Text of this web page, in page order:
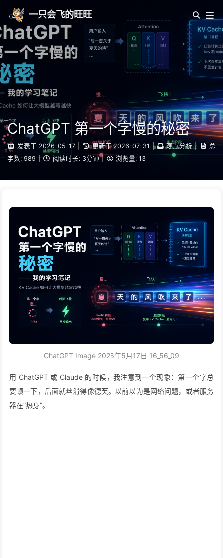
一只会飞的旺旺
ChatGPT 第一个字慢的秘密
发表于 2026-05-17 更新于 2026-07-31 | 观点分析 |
总
字数: 989 阅读时长: 3分钟 | 浏览量: 13
ChatGPT Image 2026年5月17日 16_56_09
用 ChatGPT 或 Claude 的时候，我注意到一个现象：第一个字总
要顿一下，后面就丝滑得像德芙。以前以为是网络问题，或者服务
器在”热身”。